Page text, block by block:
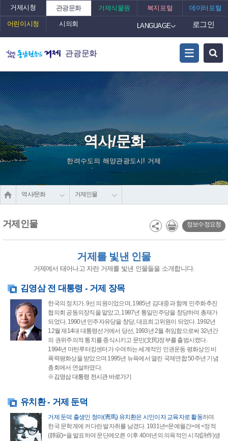
거제시청 관광문화 거제식물원 복지포털 데이터포털
어린이시청 시의회 LANGUAGE 로그인
관광문화
역사/문화
한려수도의 해양관광도시! 거제
역사/문화 거제인물
거제인물 정보수정요청
거제를 빛낸 인물
거제에서 태어나고 자란 거제를 빛낸 인물들을 소개합니다.
김영삼 전 대통령 - 거제 장목
한국의 정치가. 9선 의원이었으며, 1985년 김대중과 함께 민주화추진
협의회 공동의장직을 맡았고, 1987년 통일민주당을 창당하여 총재가
되었다. 1990년 민주자유당을 창당, 대표최고위원이 되었다. 1992년
12월 제14대 대통령선거에서 당선, 1993년 2월 취임함으로써 32년간
의 권위주의적 통치를 종식시키고 문민(文民)정부를 출범시켰다.
1994년 마틴루터킹센터가 수여하는 세계적인 인권운동 평화상인 비
폭력평화상을 받았으며 1995년 뉴욕에서 열린 국제연합 50주년 기념
총회에서 연설하였다.
※김영삼 대통령 전시관 바로가기
유치환 - 거제 둔덕
거제 둔덕 출생인 청마(靑馬) 유치환은 시인이자 교육자로 활동하며
한국 문학계에 커다란 발자취를 남겼다. 1931년<문예월간>에 <정적
(靜寂)>을 발표하여 문단에오른 이후 40여년의 의욕적인 시작(詩作)생